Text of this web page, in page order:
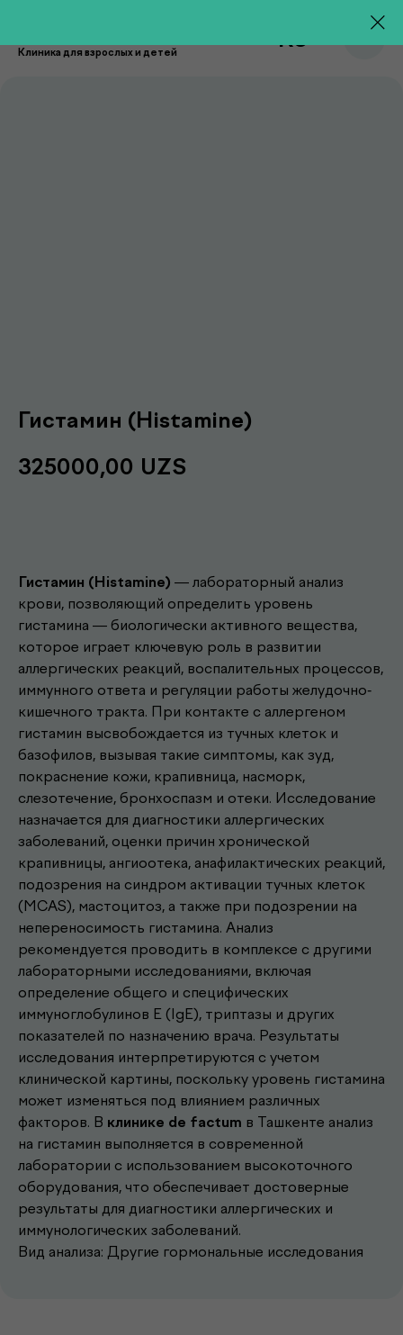
Гистамин (Histamine)
325000,00 UZS
Гистамин (Histamine) — лабораторный анализ
крови, позволяющий определить уровень
гистамина — биологически активного вещества,
которое играет ключевую роль в развитии
аллергических реакций, воспалительных процессов,
иммунного ответа и регуляции работы желудочно-
кишечного тракта. При контакте с аллергеном
гистамин высвобождается из тучных клеток и
базофилов, вызывая такие симптомы, как зуд,
покраснение кожи, крапивница, насморк,
слезотечение, бронхоспазм и отеки. Исследование
назначается для диагностики аллергических
заболеваний, оценки причин хронической
крапивницы, ангиоотека, анафилактических реакций,
подозрения на синдром активации тучных клеток
(MCAS), мастоцитоз, а также при подозрении на
непереносимость гистамина. Анализ
рекомендуется проводить в комплексе с другими
лабораторными исследованиями, включая
определение общего и специфических
иммуноглобулинов E (IgE), триптазы и других
показателей по назначению врача. Результаты
исследования интерпретируются с учетом
клинической картины, поскольку уровень гистамина
может изменяться под влиянием различных
факторов. В клинике de factum в Ташкенте анализ
на гистамин выполняется в современной
лаборатории с использованием высокоточного
оборудования, что обеспечивает достоверные
результаты для диагностики аллергических и
иммунологических заболеваний.
Вид анализа: Другие гормональные исследования
Другие наши
.услуги
Записаться к врачу
Выберите удобное время и получите
консультацию опытного врача